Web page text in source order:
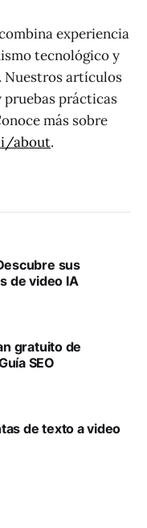
experiencia
tecnológico y
Nuestros artículos
pruebas prácticas
más sobre
about.
sus
de video IA
gratuito de
SEO
de texto a video